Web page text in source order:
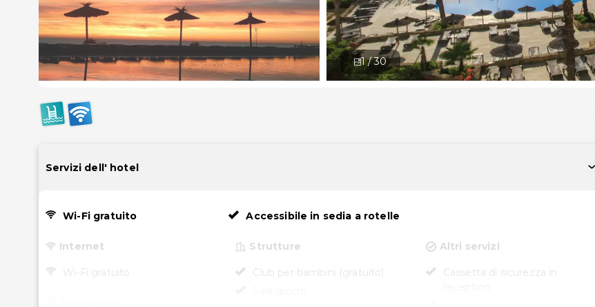
1 /30
Servizi dell' hotel
Wi-Fi gratuito Accessibile in sedia a rotelle
Internet
Wi-Fi gratuito
Strutture
Club per bambini (gratuito)
Altri servizi
Cassetta di sicurezza in